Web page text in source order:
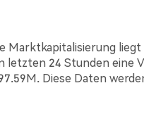
Marktkapitalisierung liegt
letzten 24 Stunden eine
Diese Daten